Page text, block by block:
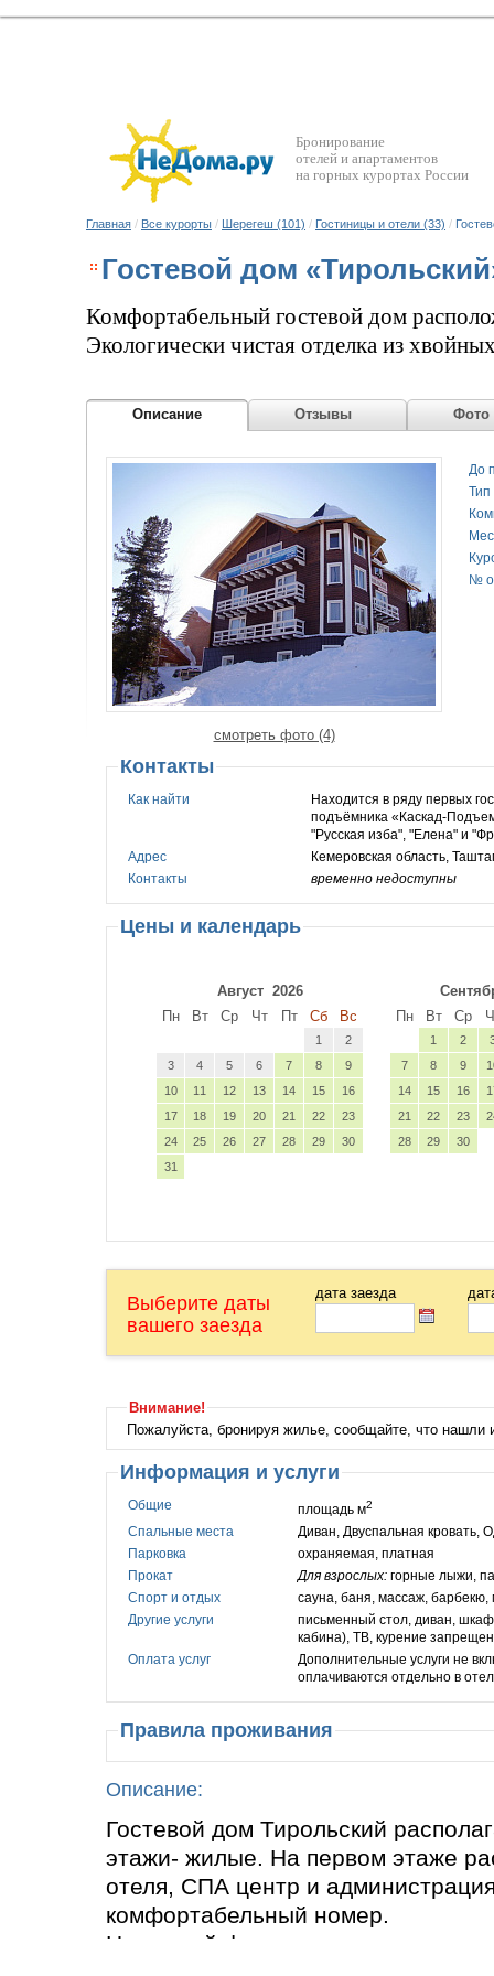
Бронирование
отелей и апартаментов
на горных курортах России
Главная / Все курорты / Шерегеш (101) / Гостиницы и отели (33) /
Гостевой дом
Комфортабельный гостевой дом
Экологически чистая отделка из
необходимое для комфортного отдыха-
Описание Отзывы Фото
смотреть фото (4)
До
Тип
№
Контакты
Как найти
Находится в ряду первых
подъёмника «Каскад-
"Русская изба", "Елена" и
Адрес
Кемеровская область,
Контакты
временно недоступны
Цены и календарь
Август 2026
Пн
Вт Ср Чт Пт Сб Вс
1
2
3
4 5 6 7 8
9
10
11 12 13 14 15
16
17
18 19 20 21 22
23
24
25 26 27 28 29
30
31
Пн
Вт Ср
1 2
7
8 9
14
15 16
21
22 23
28
29 30
Выберите даты
вашего заезда
дата заезда
Внимание!
Пожалуйста, бронируя жилье, сообщайте, что
Информация и услуги
Общие площадь м2
Спальные места
Диван, Двуспальная кровать,
Парковка
охраняемая, платная
Прокат
Для взрослых: горные лыжи,
Спорт и отдых
сауна, баня, массаж,
Другие услуги
письменный стол, диван,
кабина), ТВ, курение
Оплата услуг
Дополнительные услуги не
оплачиваются отдельно в
Правила проживания
Описание:
Гостевой дом Тирольский
этажи- жилые. На первом этаже
отеля, СПА центр и
комфортабельный номер.
Номерной фонд: